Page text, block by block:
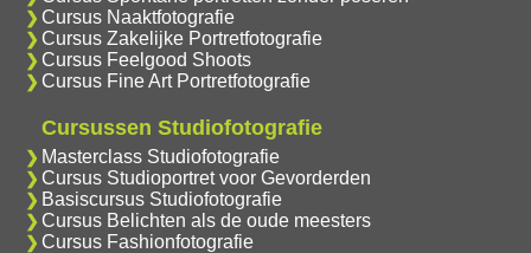
Cursus Naaktfotografie
Cursus Zakelijke Portretfotografie
Cursus Feelgood Shoots
Cursus Fine Art Portretfotografie
Cursussen Studiofotografie
Masterclass Studiofotografie
Cursus Studioportret voor Gevorderden
Basiscursus Studiofotografie
Cursus Belichten als de oude meesters
Cursus Fashionfotografie